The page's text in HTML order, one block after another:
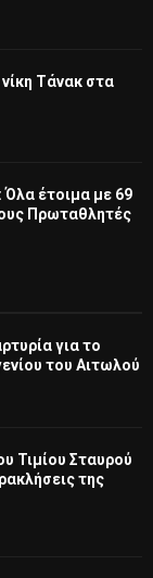
Τάνακ στα
έτοιμα με 69
Πρωταθλητές
για το
του Αιτωλού
Τιμίου Σταυρού
της